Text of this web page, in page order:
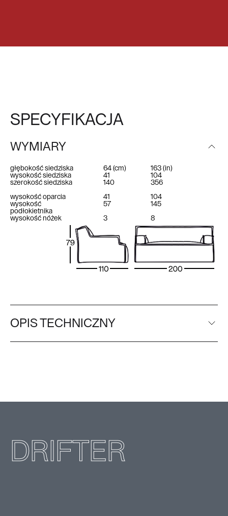
SPECYFIKACJA
WYMIARY
głębokość siedziska 64 (cm) 163 (in)
wysokość siedziska
41
104
szerokość siedziska
140
356
wysokość oparcia
41
104
wysokość
podłokietnika
57
145
wysokość nóżek
3 8
OPIS TECHNICZNY
DRIFTER